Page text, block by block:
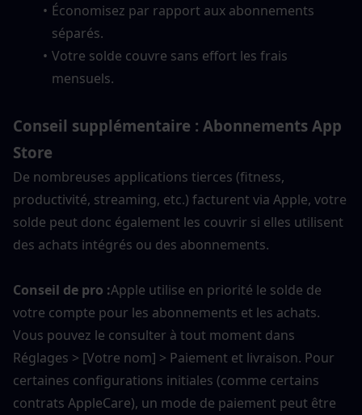
Économisez par rapport aux abonnements
séparés.
Votre solde couvre sans effort les frais
mensuels.
Conseil supplémentaire : Abonnements App
Store
De nombreuses applications tierces (fitness,
productivité, streaming, etc.) facturent via Apple, votre
solde peut donc également les couvrir si elles utilisent
des achats intégrés ou des abonnements.
Conseil de pro :Apple utilise en priorité le solde de
votre compte pour les abonnements et les achats.
Vous pouvez le consulter à tout moment dans
Réglages > [Votre nom] > Paiement et livraison. Pour
certaines configurations initiales (comme certains
contrats AppleCare), un mode de paiement peut être